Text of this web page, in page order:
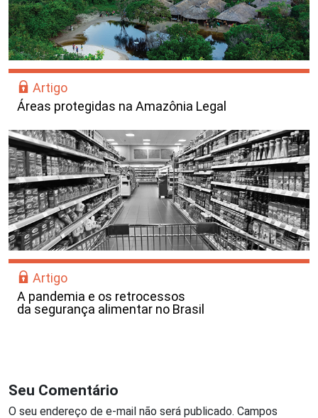
Artigo
Áreas protegidas na Amazônia Legal
Artigo
A pandemia e os retrocessos
da segurança alimentar no Brasil
Seu Comentário
O seu endereço de e-mail não será publicado. Campos